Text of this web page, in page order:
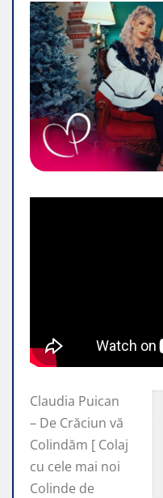
Claudia Puican
– De Crăciun vă
Colindăm [ Colaj
cu cele mai noi
Colinde de